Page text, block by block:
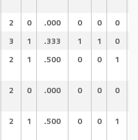
2 0 .000 0 0 0
3 1 .333 1 1 0
2 1 .500 0 0 1
2 0 .000 0 0 0
2 1 .500 0 0 1